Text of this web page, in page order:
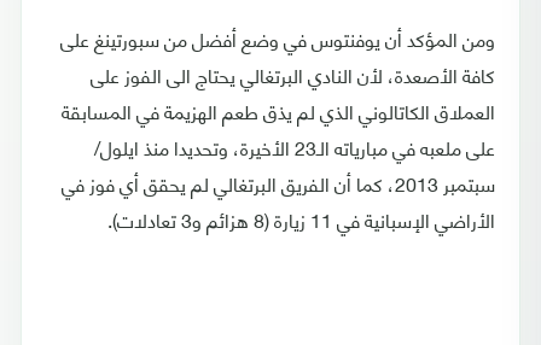
ومن المؤكد أن يوفنتوس في وضع أفضل من سبورتينغ على
كافة الأصعدة، لأن النادي البرتغالي يحتاج الى الفوز على
العملاق الكاتالوني الذي لم يذق طعم الهزيمة في المسابقة
على ملعبه في مبارياته الـ23 الأخيرة، وتحديدا منذ ايلول/
سبتمبر 2013، كما أن الفريق البرتغالي لم يحقق أي فوز في
الأراضي الإسبانية في 11 زيارة (8 هزائم و3 تعادلات).